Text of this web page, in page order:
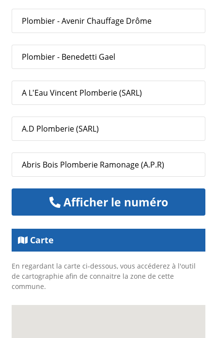
Plombier - Avenir Chauffage Drôme
Plombier - Benedetti Gael
A L'Eau Vincent Plomberie (SARL)
A.D Plomberie (SARL)
Abris Bois Plomberie Ramonage (A.P.R)
Afficher le numéro
Carte
En regardant la carte ci-dessous, vous accéderez à l'outil
de cartographie afin de connaitre la zone de cette
commune.